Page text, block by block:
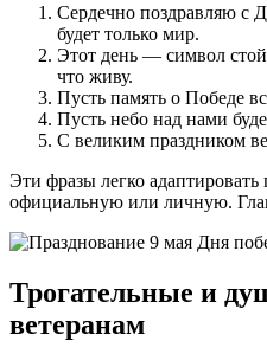
Сердечно поздравляю с
будет только мир.
Этот день — символ
что живу.
Пусть память о Победе
Пусть небо над нами
С великим праздником
Эти фразы легко
официальную или личную.
Трогательные и
ветеранам